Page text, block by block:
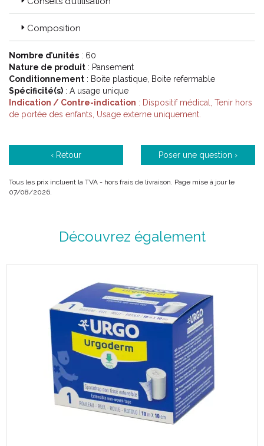
Code EAN : 3664492000718
Composition
Nombre d’unités : 60
Nature de produit : Pansement
Conditionnement : Boite plastique, Boite refermable
Spécificité(s) : A usage unique
Indication / Contre-indication : Dispositif médical, Tenir hors
de portée des enfants, Usage externe uniquement.
‹ Retour Poser une question ›
Tous les prix incluent la TVA - hors frais de livraison. Page mise à jour le
07/08/2026.
Découvrez également